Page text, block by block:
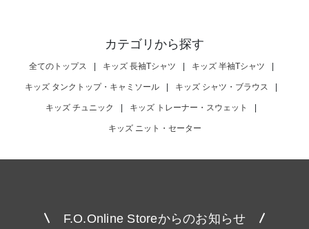
カテゴリから探す
全てのトップス | キッズ 長袖Tシャツ | キッズ 半袖Tシャツ |
キッズ タンクトップ・キャミソール | キッズ シャツ・ブラウス |
キッズ チュニック | キッズ トレーナー・スウェット |
キッズ ニット・セーター
F.O.Online Storeからのお知らせ